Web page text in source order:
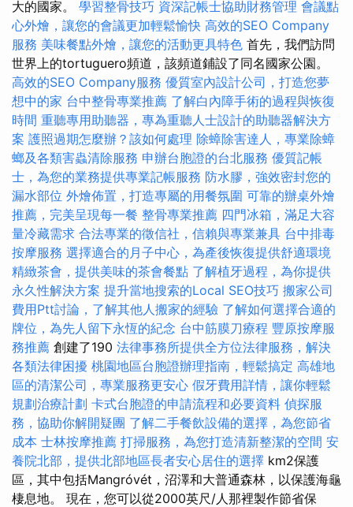
大的國家。 學習整骨技巧 資深記帳士協助財務管理 會議點
心外燴，讓您的會議更加輕鬆愉快 高效的SEO Company
服務 美味餐點外燴，讓您的活動更具特色 首先，我們訪問
世界上的tortuguero頻道，該頻道鋪設了同名國家公園。
高效的SEO Company服務 優質室內設計公司，打造您夢
想中的家 台中整骨專業推薦 了解白內障手術的過程與恢復
時間 重聽專用助聽器，專為重聽人士設計的助聽器解決方
案 護照過期怎麼辦？該如何處理 除蟑除害達人，專業除蟑
螂及各類害蟲清除服務 申辦台胞證的台北服務 優質記帳
士，為您的業務提供專業記帳服務 防水膠，強效密封您的
漏水部位 外燴佈置，打造專屬的用餐氛圍 可靠的辦桌外燴
推薦，完美呈現每一餐 整骨專業推薦 四門冰箱，滿足大容
量冷藏需求 合法專業的徵信社，信賴與專業兼具 台中排毒
按摩服務 選擇適合的月子中心，為產後恢復提供舒適環境
精緻茶會，提供美味的茶會餐點 了解植牙過程，為你提供
永久性解決方案 提升當地搜索的Local SEO技巧 搬家公司
費用Ptt討論，了解其他人搬家的經驗 了解如何選擇合適的
牌位，為先人留下永恆的紀念 台中筋膜刀療程 豐原按摩服
務推薦 創建了190 法律事務所提供全方位法律服務，解決
各類法律困擾 桃園地區台胞證辦理指南，輕鬆搞定 高雄地
區的清潔公司，專業服務更安心 假牙費用詳情，讓你輕鬆
規劃治療計劃 卡式台胞證的申請流程和必要資料 偵探服
務，協助你解開疑團 了解二手餐飲設備的選擇，為您節省
成本 士林按摩推薦 打掃服務，為您打造清新整潔的空間 安
養院北部，提供北部地區長者安心居住的選擇 km2保護
區，其中包括Mangróvét，沼澤和大普通森林，以保護海龜
棲息地。 現在，您可以從2000英尺/人那裡製作節省保